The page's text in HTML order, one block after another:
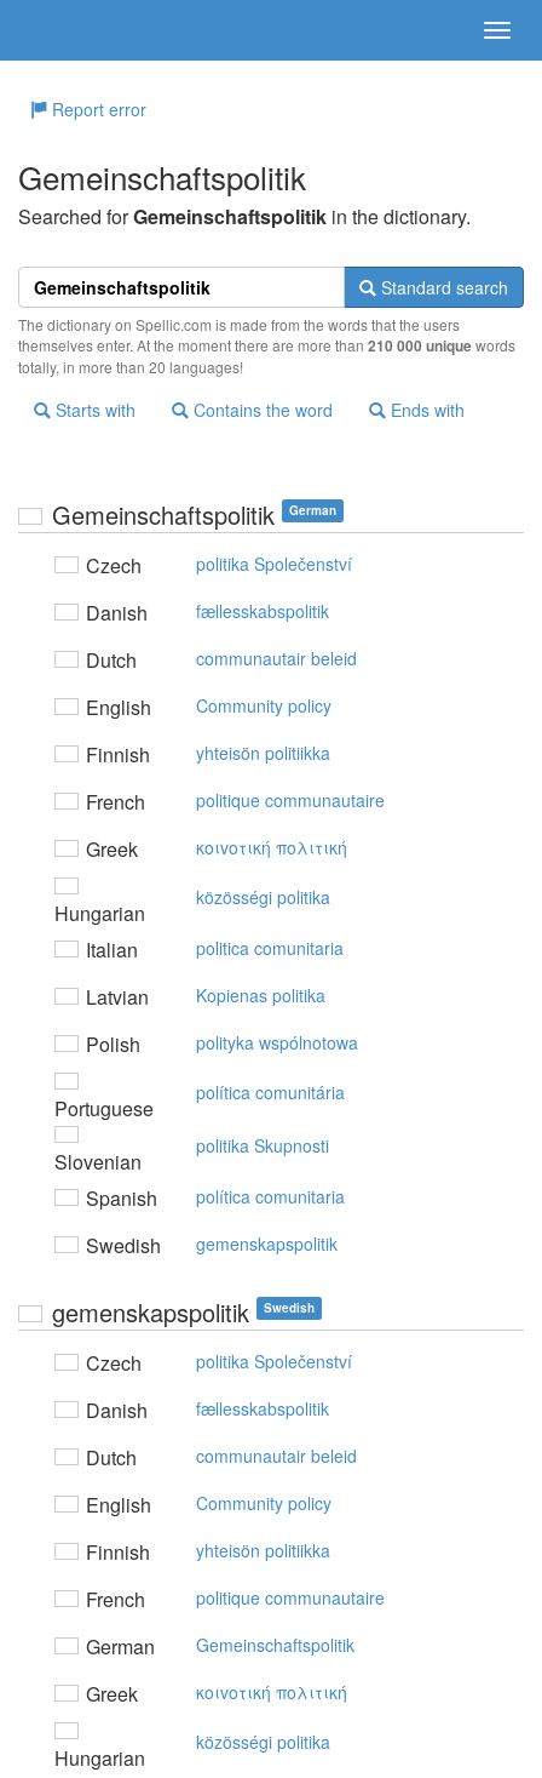
Report error
Gemeinschaftspolitik
Searched forGemeinschaftspolitik in the dictionary.
Standard search
The dictionary on Spellic.com is made from the words that the users
themselves enter. At the moment there are more than 210 000 uniquewords
totally, in more than 20 languages!
Starts with Contains the word Ends with
Gemeinschaftspolitik German
Czech politika Společenství
Danish fællesskabspolitik
Dutch communautair beleid
English Community policy
Finnish yhteisön politiikka
French politique communautaire
Greek κoιvoτική πoλιτική
Hungarian
közösségi politika
Italian politica comunitaria
Latvian Kopienas politika
Polish polityka wspólnotowa
Portuguese
política comunitária
Slovenian
politika Skupnosti
Spanish política comunitaria
Swedish gemenskapspolitik
gemenskapspolitik Swedish
Czech politika Společenství
Danish fællesskabspolitik
Dutch communautair beleid
English Community policy
Finnish yhteisön politiikka
French politique communautaire
German Gemeinschaftspolitik
Greek κoιvoτική πoλιτική
Hungarian
közösségi politika